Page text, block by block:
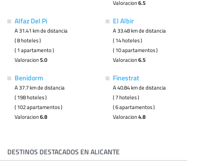
Valoracion6.5
Alfaz Del Pi
A 31.41 km de distancia
( 8 hoteles )
( 1 apartamento )
Valoracion5.0
El Albir
A 33.48 km de distancia
( 14 hoteles )
( 10 apartamentos )
Valoracion6.5
Benidorm
A 37.7 km de distancia
( 198 hoteles )
( 102 apartamentos )
Valoracion6.8
Finestrat
A 40.84 km de distancia
( 7 hoteles )
( 6 apartamentos )
Valoracion4.8
DESTINOS DESTACADOS EN ALICANTE